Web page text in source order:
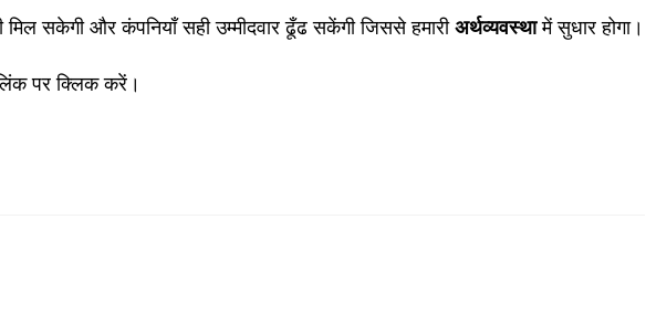
सकेगी और कंपनियाँ सही उम्मीदवार ढूँढ सकेंगी जिससे हमारीअर्थव्यवस्थामें सुधार होगा।
पर क्लिक करें।